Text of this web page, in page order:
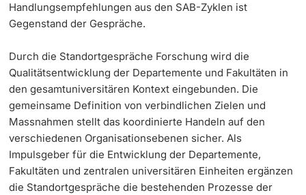
Handlungsempfehlungen aus den SAB-Zyklen ist
Gegenstand der Gespräche.
Durch die Standortgespräche Forschung wird die
Qualitätsentwicklung der Departemente und Fakultäten in
den gesamtuniversitären Kontext eingebunden. Die
gemeinsame Definition von verbindlichen Zielen und
Massnahmen stellt das koordinierte Handeln auf den
verschiedenen Organisationsebenen sicher. Als
Impulsgeber für die Entwicklung der Departemente,
Fakultäten und zentralen universitären Einheiten ergänzen
die Standortgespräche die bestehenden Prozesse der